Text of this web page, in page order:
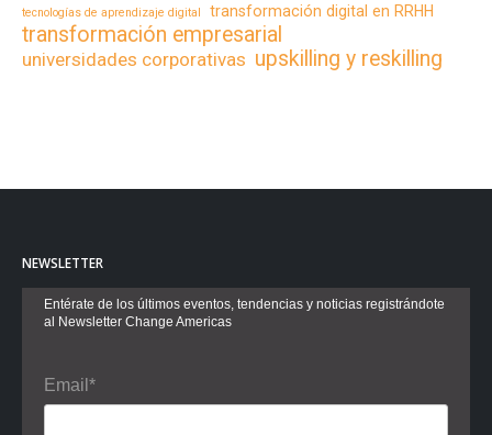
tecnologías de aprendizaje digital
transformación digital en RRHH
transformación empresarial
universidades corporativas upskilling y reskilling
NEWSLETTER
Entérate de los últimos eventos, tendencias y noticias registrándote
al Newsletter Change Americas
Email*